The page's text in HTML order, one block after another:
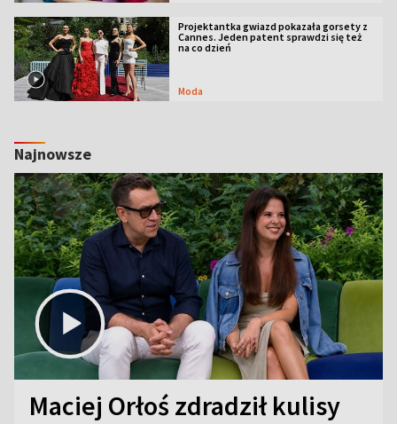
Projektantka gwiazd pokazała gorsety z
Cannes. Jeden patent sprawdzi się też
na co dzień
Moda
Najnowsze
Maciej Orłoś zdradził kulisy